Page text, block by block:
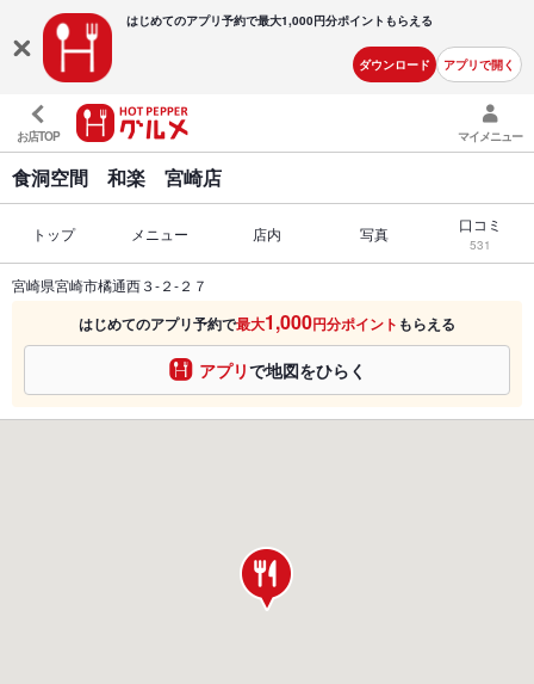
はじめてのアプリ予約で最大1,000円分ポイントもらえる
ダウンロード アプリで開く
お店TOP マイメニュー
食洞空間 和楽 宮崎店
トップ メニュー 店内 写真 口コミ
531
宮崎県宮崎市橘通西３‐２‐２７
はじめてのアプリ予約で最大1,000円分ポイント もらえる
アプリで地図をひらく